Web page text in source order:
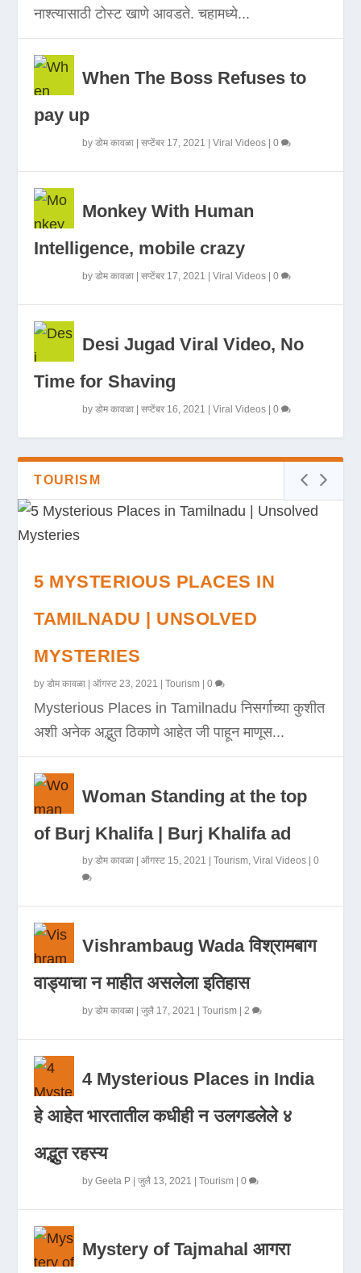
नाश्त्यासाठी टोस्ट खाणे आवडते. चहामध्ये...
When The Boss Refuses to
pay up
byडोम कावळा |सप्टेंबर 17, 2021 |Viral Videos |0
Monkey With Human
Intelligence, mobile crazy
byडोम कावळा |सप्टेंबर 17, 2021 |Viral Videos |0
Desi Jugad Viral Video, No
Time for Shaving
byडोम कावळा |सप्टेंबर 16, 2021 |Viral Videos |0
TOURISM
5 MYSTERIOUS PLACES IN
TAMILNADU | UNSOLVED
MYSTERIES
byडोम कावळा |ऑगस्ट 23, 2021 |Tourism |0
Mysterious Places in Tamilnadu निसर्गाच्या कुशीत
अशी अनेक अद्भुत ठिकाणे आहेत जी पाहून माणूस...
Woman Standing at the top
of Burj Khalifa | Burj Khalifa ad
byडोम कावळा |ऑगस्ट 15, 2021 |Tourism ,Viral Videos |0
Vishrambaug Wada विश्रामबाग
वाड्याचा न माहीत असलेला इतिहास
byडोम कावळा |जुलै 17, 2021 |Tourism | 2
4 Mysterious Places in India
हे आहेत भारतातील कधीही न उलगडलेले ४
अद्भुत रहस्य
byGeeta P |जुलै 13, 2021 |Tourism |0
Mystery of Tajmahal आगरा